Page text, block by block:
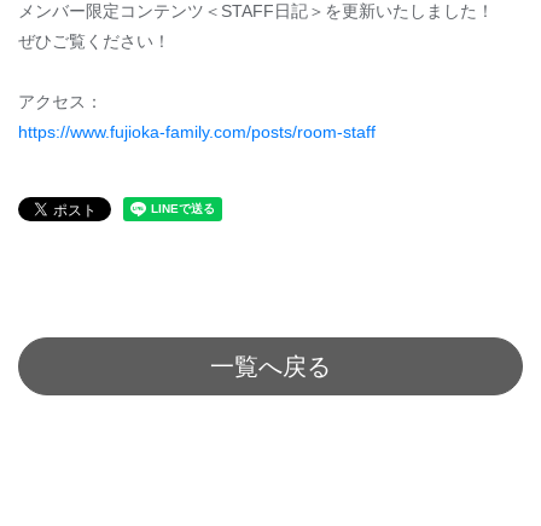
メンバー限定コンテンツ＜STAFF日記＞を更新いたしました！
ぜひご覧ください！
アクセス：
https://www.fujioka-family.com/posts/room-staff
一覧へ戻る